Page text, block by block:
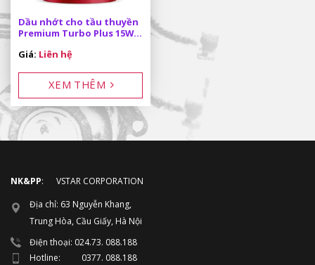
Dầu nhớt cho tầu thuyền
Premium Turbo Plus 15W-
Giá: Liên hệ
XEM THÊM
NK&PP: VSTAR CORPORATION
Địa chỉ: 63 Nguyễn Khang,
Trung Hòa, Cầu Giấy, Hà Nội
Điện thoại: 024.73. 088.188
Hotline: 0377. 088.188